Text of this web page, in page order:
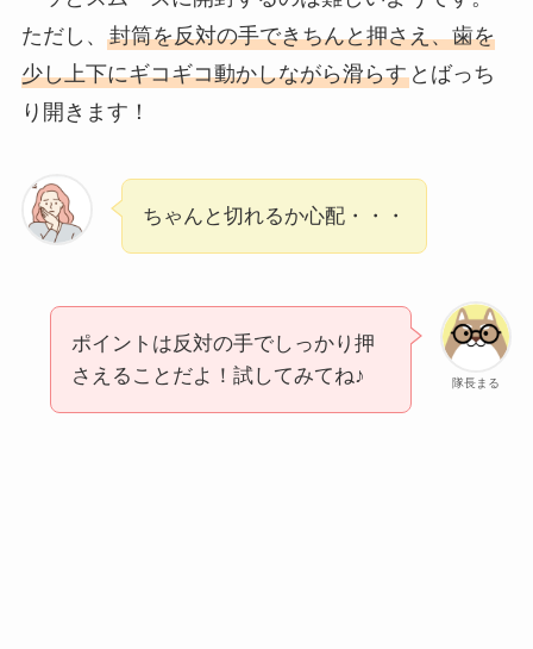
ただし、 封筒を反対の手できちんと押さえ、歯を
少し上下にギコギコ動かしながら滑らすとばっち
り開きます！
ちゃんと切れるか心配・・・
隊長まる
ポイントは反対の手でしっかり押
さえることだよ！試してみてね♪